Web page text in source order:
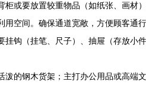
或要放置较重物品（如纸张、画材
空间。确保通道宽敞，方便顾客通行
钩（挂笔、尺子）、抽屉（存放小
的钢木货架；主打办公用品或高端